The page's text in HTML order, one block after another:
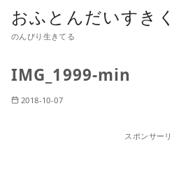
おふとんだいすき
のんびり生きてる
IMG_1999-min
2018-10-07
スポンサー